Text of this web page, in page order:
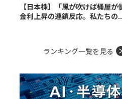
【日本株】「風が吹けば桶屋が
金利上昇の連鎖反応。私たちの
ランキング一覧を見る